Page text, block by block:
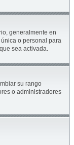
generalmente en
o personal para
sea activada.
su rango
o administradores